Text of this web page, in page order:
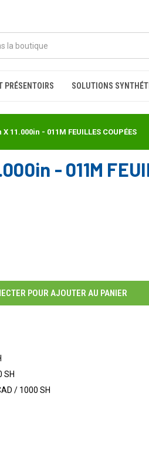
PRÉSENTOIRS SOLUTIONS
11.000in - 011M FEUILLES COUPÉES
- 011M
POUR AJOUTER AU PANIER
SH
/ 1000 SH